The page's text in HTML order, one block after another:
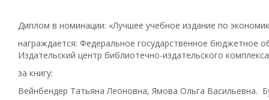
Диплом в номинации: «Лучшее учебное издание по
награждается: Федеральное государственное бюджетное
Издательский центр библиотечно-издательского комплекса
за книгу:
Вейнбендер Татьяна Леоновна, Ямова Ольга Васильевна.